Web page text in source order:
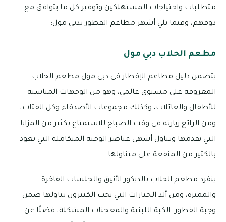
متطلبات واحتياجات المستهلكين وتوفير كل ما يتوافق مع
ذوقهم، وفيما يلي أشهر مطاعم الفطور بدبي مول:
مطعم الحلاب دبي مول
يتضمن دليل مطاعم الإفطار في دبي مول مطعم الحلاب
المعروفة على مستوى عالمي، وهو من الوجهات المناسبة
للأطفال والعائلات، وكذلك مجموعات الأصدقاء وكل الفئات،
ومن الرائع زيارته في وقت الصباح للاستمتاع بكثير من المزايا
التي يقدمها وتناول أشهى عناصر الوجبة المتكاملة التي تعود
بالكثير من المنفعة على متناولها..
ينفرد مطعم الحلاب بالديكور الأنيق والجلسات الفاخرة
والمميزة، ومن ألذ الخيارات التي يحب الكثيرون تناولها ضمن
وجبة الفطور: الكبة اللبنية والمعجنات المشكلة، فضلًا عن